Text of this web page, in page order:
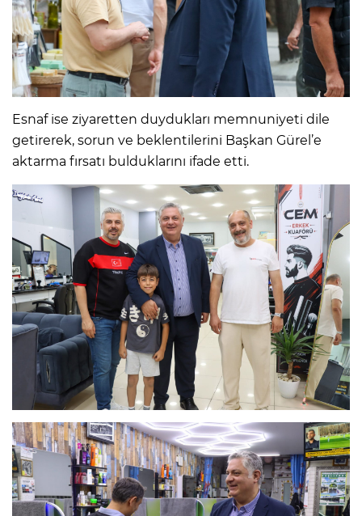
Esnaf ise ziyaretten duydukları memnuniyeti dile
getirerek, sorun ve beklentilerini Başkan Gürel’e
aktarma fırsatı bulduklarını ifade etti.